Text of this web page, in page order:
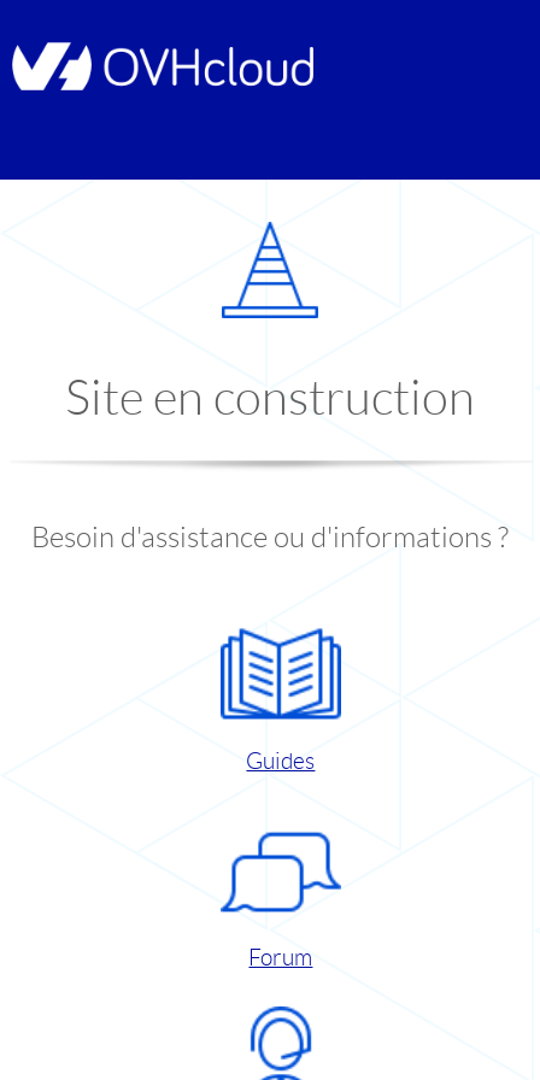
Site en construction
Besoin d'assistance ou d'informations ?
Guides
Forum